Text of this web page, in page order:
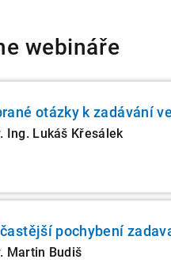
webináře
otázky k zadávání
Ing. Lukáš Křesálek
pochybení
Martin Budiš